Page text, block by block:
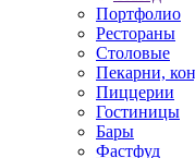
Портфолио
Рестораны
Столовые
Пекарни,
Пиццерии
Гостиницы
Бары
Фастфуд